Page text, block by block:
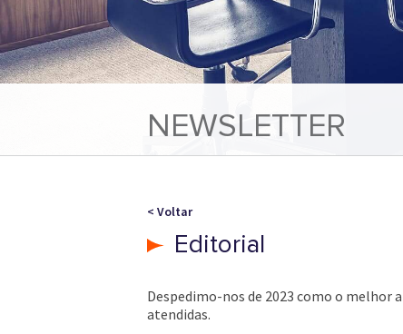
NEWSLETTER
< Voltar
Editorial
Despedimo-nos de 2023 como o melhor
atendidas.